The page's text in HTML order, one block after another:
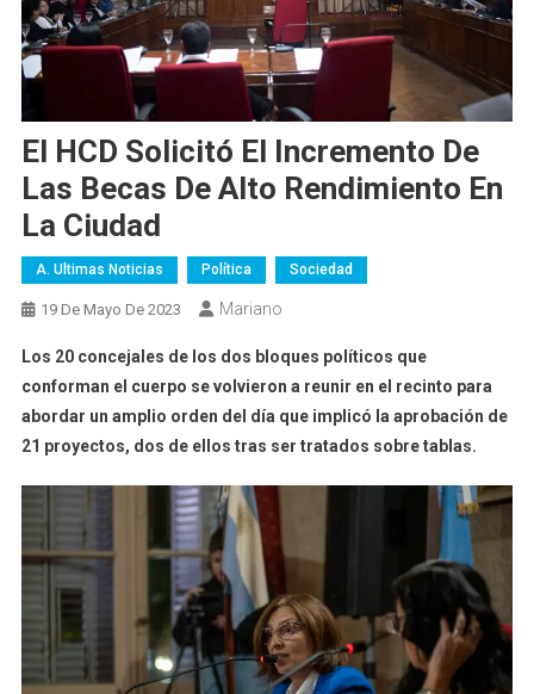
El HCD Solicitó El Incremento De
Las Becas De Alto Rendimiento En
La Ciudad
A. Ultimas Noticias Política Sociedad
19 De Mayo De 2023 Mariano
Los 20 concejales de los dos bloques políticos que
conforman el cuerpo se volvieron a reunir en el recinto para
abordar un amplio orden del día que implicó la aprobación de
21 proyectos, dos de ellos tras ser tratados sobre tablas.